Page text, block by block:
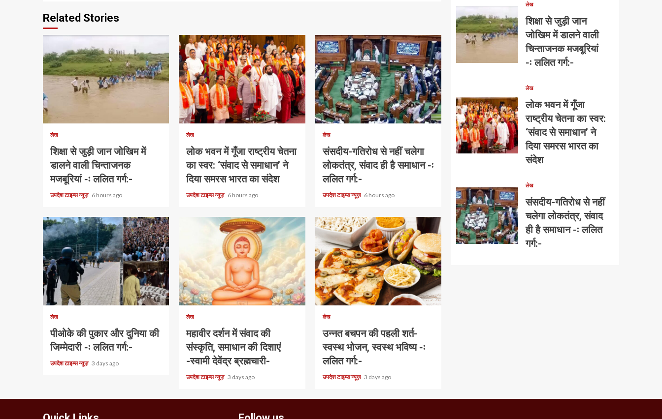
Related Stories
लेख
शिक्षा से जुड़ी जान जोखिम में
डालने वाली चिन्ताजनक
मजबूरियां -ः ललित गर्ग:-
उपदेश टाइम्स न्यूज़ 6 hours ago
1 min read
लेख
लोक भवन में गूँजा राष्ट्रीय चेतना
का स्वर: ‘संवाद से समाधान’ ने
दिया समरस भारत का संदेश
उपदेश टाइम्स न्यूज़ 6 hours ago
1 min read
लेख
संसदीय-गतिरोध से नहीं चलेगा
लोकतंत्र, संवाद ही है समाधान -ः
ललित गर्ग:-
उपदेश टाइम्स न्यूज़ 6 hours ago
1 min read
लेख
पीओके की पुकार और दुनिया की
जिम्मेदारी -ः ललित गर्ग:-
उपदेश टाइम्स न्यूज़ 3 days ago
1 min read
लेख
महावीर दर्शन में संवाद की
संस्कृति, समाधान की दिशाएं
-स्वामी देवेंद्र ब्रह्मचारी-
उपदेश टाइम्स न्यूज़ 3 days ago
1 min read
लेख
उन्नत बचपन की पहली शर्त-
स्वस्थ भोजन, स्वस्थ भविष्य -ः
ललित गर्ग:-
उपदेश टाइम्स न्यूज़ 3 days ago
लेख
शिक्षा से जुड़ी जान
जोखिम में डालने वाली
चिन्ताजनक मजबूरियां
-ः ललित गर्ग:-
लेख
लोक भवन में गूँजा
राष्ट्रीय चेतना का स्वर:
‘संवाद से समाधान’ ने
दिया समरस भारत का
संदेश
लेख
संसदीय-गतिरोध से नहीं
चलेगा लोकतंत्र, संवाद
ही है समाधान -ः ललित
गर्ग:-